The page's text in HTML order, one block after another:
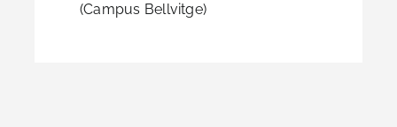
(Campus Bellvitge)